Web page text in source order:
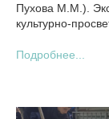
Пухова М.М.).
культурно-
Подробнее...